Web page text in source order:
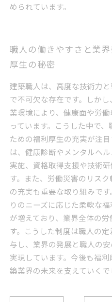
められています。
職人の働きやすさと業
厚生の秘密
建築職人は、高度な技術力
で不可欠な存在です。しか
業環境により、健康面や労
っています。こうした中で
ための福利厚生の充実が注
は、健康診断やメンタルヘ
実施、資格取得支援や技術
す。また、労働災害のリス
の充実も重要な取り組みで
りのニーズに応じた柔軟な
が増えており、業界全体の
す。こうした制度は職人の
与し、業界の発展と職人の
実現しています。今後も福
築業界の未来を支えていくで